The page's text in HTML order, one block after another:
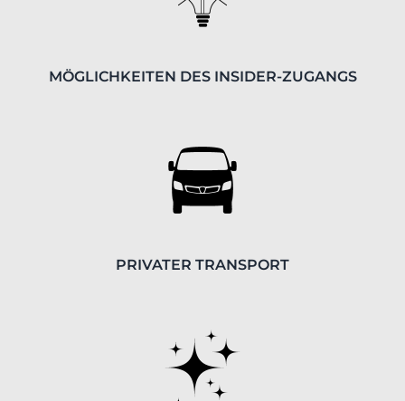
MÖGLICHKEITEN DES INSIDER-ZUGANGS
PRIVATER TRANSPORT